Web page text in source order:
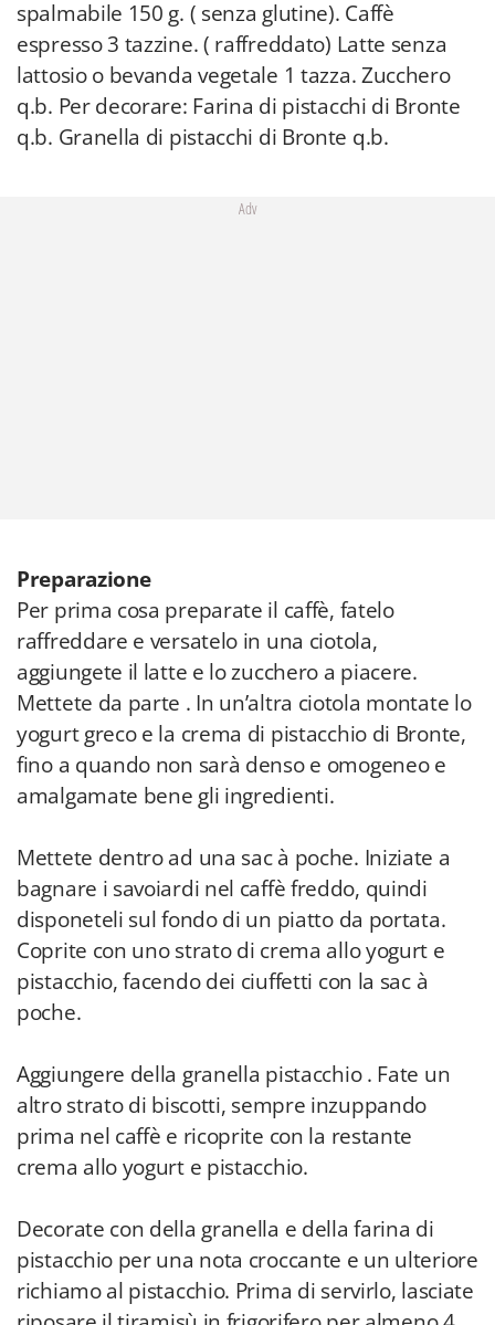
spalmabile 150 g. ( senza glutine). Caffè
espresso 3 tazzine. ( raffreddato) Latte senza
lattosio o bevanda vegetale 1 tazza. Zucchero
q.b. Per decorare: Farina di pistacchi di Bronte
q.b. Granella di pistacchi di Bronte q.b.
Adv
Preparazione
Per prima cosa preparate il caffè, fatelo
raffreddare e versatelo in una ciotola,
aggiungete il latte e lo zucchero a piacere.
Mettete da parte . In un’altra ciotola montate lo
yogurt greco e la crema di pistacchio di Bronte,
fino a quando non sarà denso e omogeneo e
amalgamate bene gli ingredienti.
Mettete dentro ad una sac à poche. Iniziate a
bagnare i savoiardi nel caffè freddo, quindi
disponeteli sul fondo di un piatto da portata.
Coprite con uno strato di crema allo yogurt e
pistacchio, facendo dei ciuffetti con la sac à
poche.
Aggiungere della granella pistacchio . Fate un
altro strato di biscotti, sempre inzuppando
prima nel caffè e ricoprite con la restante
crema allo yogurt e pistacchio.
Decorate con della granella e della farina di
pistacchio per una nota croccante e un ulteriore
richiamo al pistacchio. Prima di servirlo, lasciate